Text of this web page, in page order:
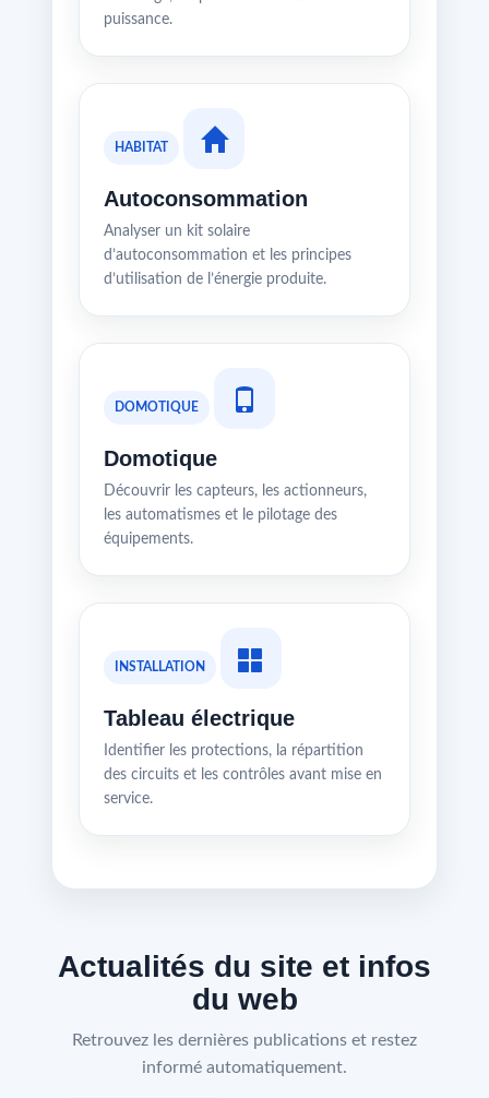
puissance.
HABITAT
Autoconsommation
Analyser un kit solaire
d’autoconsommation et les principes
d’utilisation de l’énergie produite.
DOMOTIQUE
Domotique
Découvrir les capteurs, les actionneurs,
les automatismes et le pilotage des
équipements.
INSTALLATION
Tableau électrique
Identifier les protections, la répartition
des circuits et les contrôles avant mise en
service.
Actualités du site et infos
du web
Retrouvez les dernières publications et restez
informé automatiquement.